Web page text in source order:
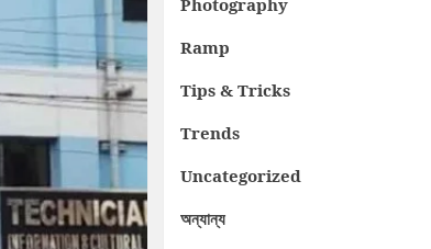
Photography
Ramp
Tips & Tricks
Trends
Uncategorized
অন্যান্য